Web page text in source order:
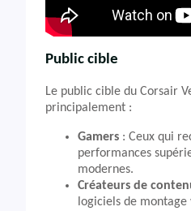
Public cible
Le public cible du Corsair
principalement :
Gamers : Ceux qui
performances
modernes.
Créateurs de
logiciels de